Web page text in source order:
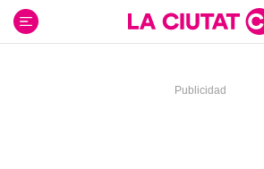
contenido